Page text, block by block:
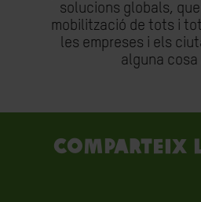
solucions globals,
mobilització de tots i
les empreses i els
alguna cosa